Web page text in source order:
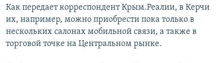
Как передает корреспондент Крым.Реалии, в Керчи
их, например, можно приобрести пока только в
нескольких салонах мобильной связи, а также в
торговой точке на Центральном рынке.